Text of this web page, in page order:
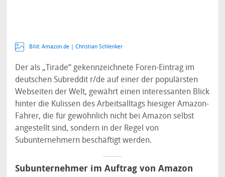
Bild: Amazon.de | Christian Schlenker
Der als „Tirade“ gekennzeichnete Foren-Eintrag im
deutschen Subreddit r/de auf einer der populärsten
Webseiten der Welt, gewährt einen interessanten Blick
hinter die Kulissen des Arbeitsalltags hiesiger Amazon-
Fahrer, die für gewöhnlich nicht bei Amazon selbst
angestellt sind, sondern in der Regel von
Subunternehmern beschäftigt werden.
Subunternehmer im Auftrag von Amazon